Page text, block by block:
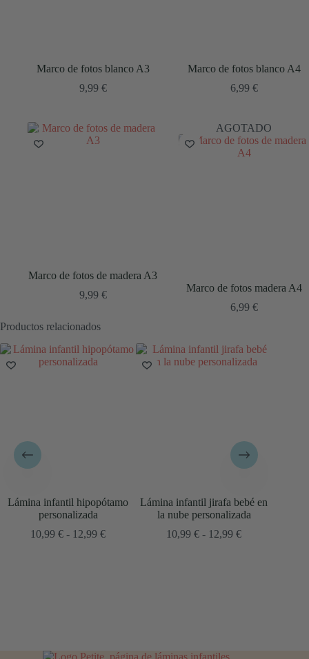
Marco de fotos blanco A3
9,99 €
Marco de fotos blanco A4
6,99 €
Marco de fotos de madera A3
9,99 €
AGOTADO
Marco de fotos madera A4
6,99 €
Productos relacionados
Lámina infantil hipopótamo
personalizada
10,99€ - 12,99€Rango
Lámina infantil jirafa bebé en
la nube personalizada
10,99€ - 12,99€Rango